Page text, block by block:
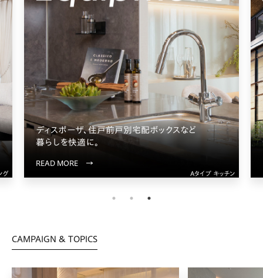
ン
空と緑が広がる潤いに包まれた、
新たな駅前ランドマーク。
READ MORE →
エントランス完成予想CG
CAMPAIGN & TOPICS